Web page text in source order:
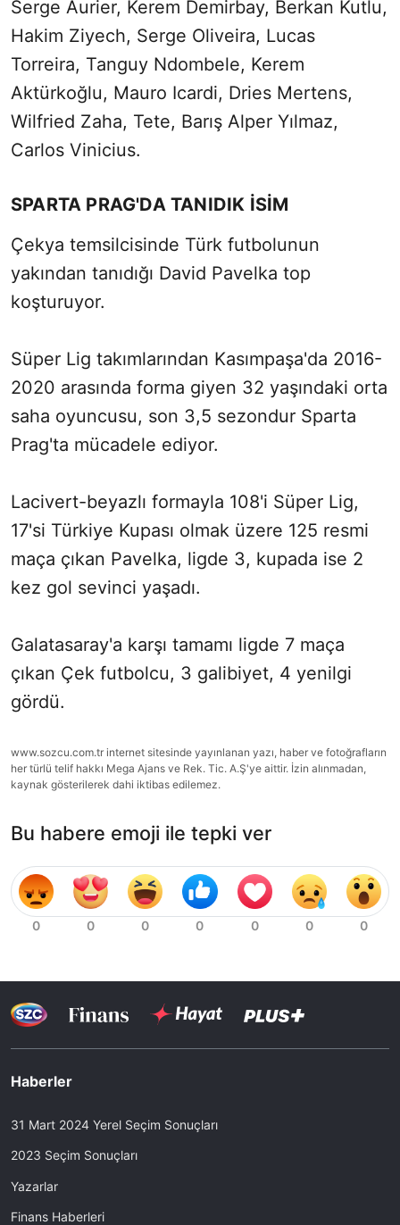
Serge Aurier, Kerem Demirbay, Berkan Kutlu,
Hakim Ziyech, Serge Oliveira, Lucas
Torreira, Tanguy Ndombele, Kerem
Aktürkoğlu, Mauro Icardi, Dries Mertens,
Wilfried Zaha, Tete, Barış Alper Yılmaz,
Carlos Vinicius.
SPARTA PRAG'DA TANIDIK İSİM
Çekya temsilcisinde Türk futbolunun
yakından tanıdığı David Pavelka top
koşturuyor.
Süper Lig takımlarından Kasımpaşa'da 2016-
2020 arasında forma giyen 32 yaşındaki orta
saha oyuncusu, son 3,5 sezondur Sparta
Prag'ta mücadele ediyor.
Lacivert-beyazlı formayla 108'i Süper Lig,
17'si Türkiye Kupası olmak üzere 125 resmi
maça çıkan Pavelka, ligde 3, kupada ise 2
kez gol sevinci yaşadı.
Galatasaray'a karşı tamamı ligde 7 maça
çıkan Çek futbolcu, 3 galibiyet, 4 yenilgi
gördü.
www.sozcu.com.tr internet sitesinde yayınlanan yazı, haber ve fotoğrafların
her türlü telif hakkı Mega Ajans ve Rek. Tic. A.Ş'ye aittir. İzin alınmadan,
kaynak gösterilerek dahi iktibas edilemez.
Bu habere emoji ile tepki ver
Haberler
31 Mart 2024 Yerel Seçim Sonuçları
2023 Seçim Sonuçları
Yazarlar
Finans Haberleri